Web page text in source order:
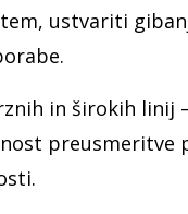
ustvariti
in širokih linij
preusmeritve